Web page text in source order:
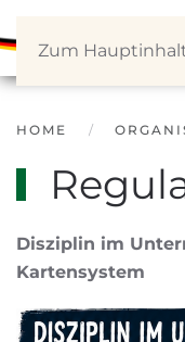
Zum
HOME
Disziplin im
Kartensystem